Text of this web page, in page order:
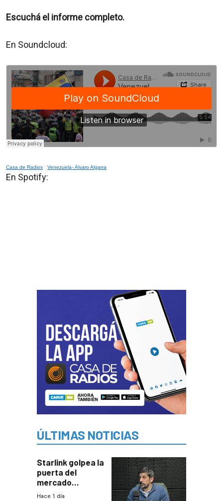
Escuchá el informe completo.
En Soundcloud:
Casa de Radios · Venezuela- Álvaro Algarra
En Spotify:
ÚLTIMAS NOTICIAS
Starlink golpea la
puerta del
mercado
uruguayo y Antel
Hace 1 día